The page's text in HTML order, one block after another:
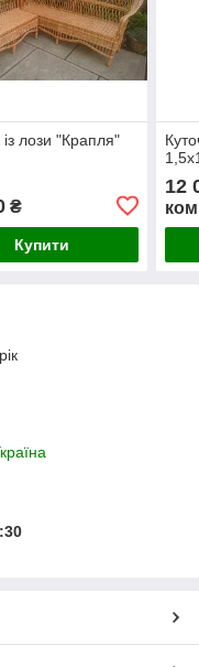
із лози "Крапля"
₴
Купити
12